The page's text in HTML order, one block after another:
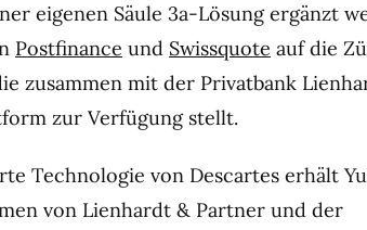
eigenen Säule 3a-Lösung ergänzt
Postfinance und Swissquote auf die
zusammen mit der Privatbank
zur Verfügung stellt.
Technologie von Descartes erhält
von Lienhardt & Partner und der